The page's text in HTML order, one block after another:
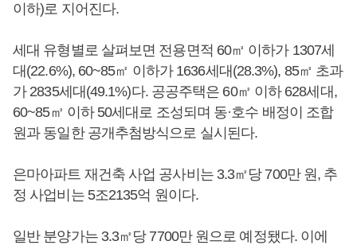
이하)로 지어진다.
세대 유형별로 살펴보면 전용면적 60㎡ 이하가 1307세
대(22.6%), 60~85㎡ 이하가 1636세대(28.3%), 85㎡ 초과
가 2835세대(49.1%)다. 공공주택은 60㎡ 이하 628세대,
60~85㎡ 이하 50세대로 조성되며 동·호수 배정이 조합
원과 동일한 공개추첨방식으로 실시된다.
은마아파트 재건축 사업 공사비는 3.3㎡당 700만 원, 추
정 사업비는 5조2135억 원이다.
일반 분양가는 3.3㎡당 7700만 원으로 예정됐다. 이에